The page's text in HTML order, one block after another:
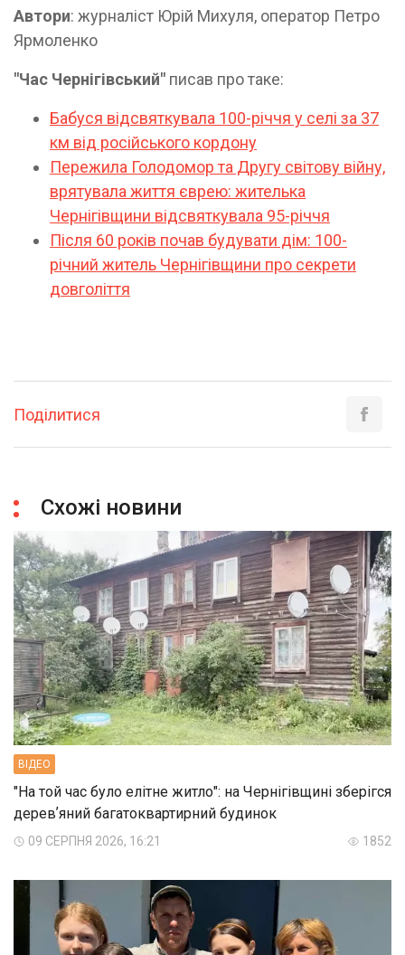
Автори: журналіст Юрій Михуля, оператор Петро
Ярмоленко
"Час Чернігівський" писав про таке:
Бабуся відсвяткувала 100-річчя у селі за 37
км від російського кордону
Пережила Голодомор та Другу світову війну,
врятувала життя єврею: жителька
Чернігівщини відсвяткувала 95-річчя
Після 60 років почав будувати дім: 100-
річний житель Чернігівщини про секрети
довголіття
Поділитися
Схожі новини
ВIДЕО
"На той час було елітне житло": на Чернігівщині зберігся
деревʼяний багатоквартирний будинок
09 СЕРПНЯ 2026, 16:21 1852